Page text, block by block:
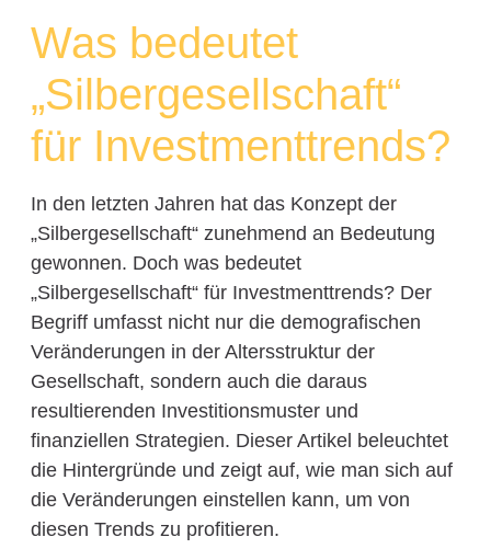
Was bedeutet
„Silbergesellschaft“
für Investmenttrends?
In den letzten Jahren hat das Konzept der
„Silbergesellschaft“ zunehmend an Bedeutung
gewonnen. Doch was bedeutet
„Silbergesellschaft“ für Investmenttrends? Der
Begriff umfasst nicht nur die demografischen
Veränderungen in der Altersstruktur der
Gesellschaft, sondern auch die daraus
resultierenden Investitionsmuster und
finanziellen Strategien. Dieser Artikel beleuchtet
die Hintergründe und zeigt auf, wie man sich auf
die Veränderungen einstellen kann, um von
diesen Trends zu profitieren.